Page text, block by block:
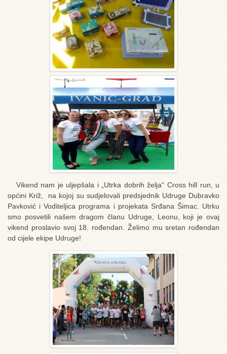
Vikend nam je uljepšala i „Utrka dobrih želja“ Cross hill run, u
općini Križ, na kojoj su sudjelovali predsjednik Udruge Dubravko
Pavković i Voditeljica programa i projekata Srđana Šimac. Utrku
smo posvetili našem dragom članu Udruge, Leonu, koji je ovaj
vikend proslavio svoj 18. rođendan. Želimo mu sretan rođendan
od cijele ekipe Udruge!